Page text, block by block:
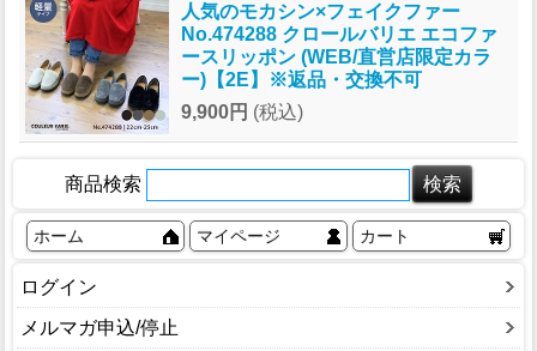
人気のモカシン×フェイクファー
No.474288 クロールバリエ エコファ
ースリッポン (WEB/直営店限定カラ
ー)【2E】※返品・交換不可
9,900円 (税込)
商品検索
ホーム マイページ カート
ログイン
メルマガ申込/停止